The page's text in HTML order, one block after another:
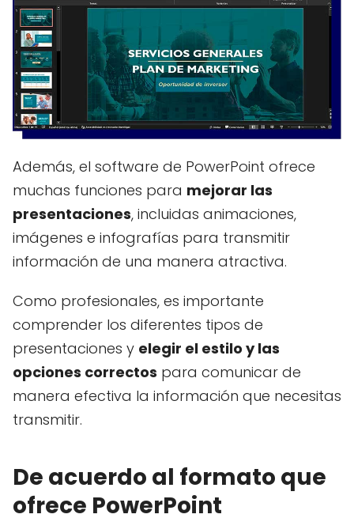
Además, el software de PowerPoint ofrece
muchas funciones para mejorar las
presentaciones, incluidas animaciones,
imágenes e infografías para transmitir
información de una manera atractiva.
Como profesionales, es importante
comprender los diferentes tipos de
presentaciones y elegir el estilo y las
opciones correctos para comunicar de
manera efectiva la información que necesitas
transmitir.
De acuerdo al formato que
ofrece PowerPoint